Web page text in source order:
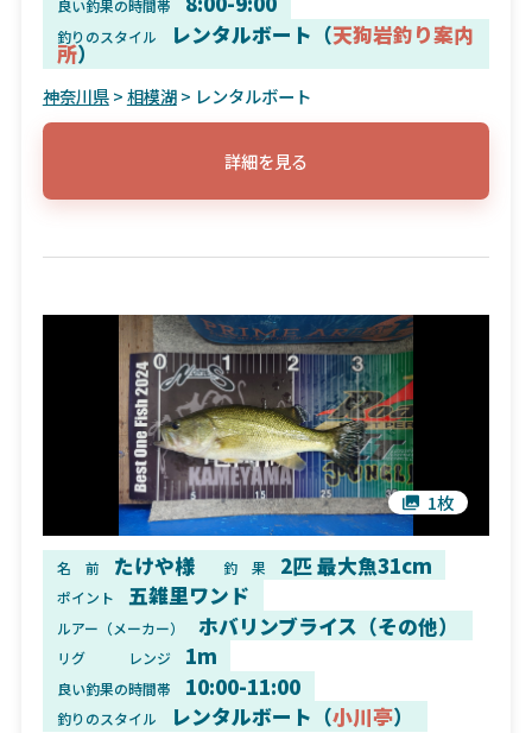
良い釣果の時間帯
釣りのスタイル レンタルボート（天狗岩釣り案内
所）
神奈川県>相模湖> レンタルボート
詳細を見る
1枚
名 前 たけや様 釣 果 2匹 最大魚31cm
ポイント 五雑里ワンド
ルアー（メーカー） ホバリンブライス（その他）
リグ レンジ 1m
良い釣果の時間帯 10:00-11:00
釣りのスタイル レンタルボート（小川亭）